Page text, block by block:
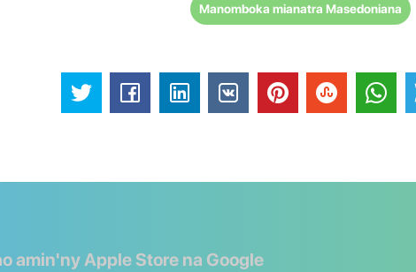
Manomboka mianatra Masedoniana
amin'ny Apple Store na Google